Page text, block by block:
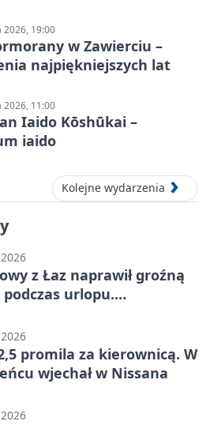
2026, 19:00
w Zawierciu –
najpiękniejszych lat
2026, 11:00
Iaido Kōshūkai –
iaido
Kolejne wydarzenia
z Łaz naprawił groźną
urlopu.
promila za kierownicą. W
wjechał w Nissana